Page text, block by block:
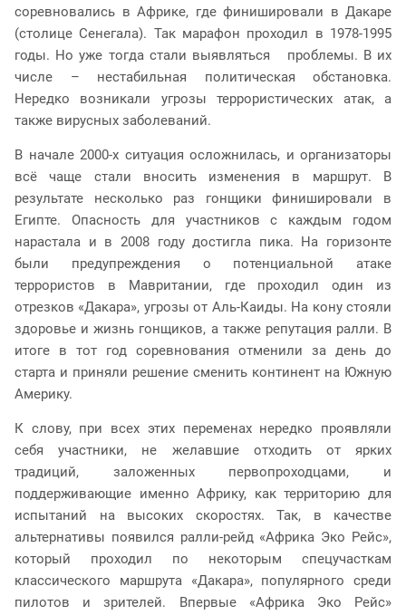
соревновались в Африке, где финишировали в Дакаре
(столице Сенегала). Так марафон проходил в 1978-1995
годы. Но уже тогда стали выявляться проблемы. В их
числе – нестабильная политическая обстановка.
Нередко возникали угрозы террористических атак, а
также вирусных заболеваний.
В начале 2000-х ситуация осложнилась, и организаторы
всё чаще стали вносить изменения в маршрут. В
результате несколько раз гонщики финишировали в
Египте. Опасность для участников с каждым годом
нарастала и в 2008 году достигла пика. На горизонте
были предупреждения о потенциальной атаке
террористов в Мавритании, где проходил один из
отрезков «Дакара», угрозы от Аль-Каиды. На кону стояли
здоровье и жизнь гонщиков, а также репутация ралли. В
итоге в тот год соревнования отменили за день до
старта и приняли решение сменить континент на Южную
Америку.
К слову, при всех этих переменах нередко проявляли
себя участники, не желавшие отходить от ярких
традиций, заложенных первопроходцами, и
поддерживающие именно Африку, как территорию для
испытаний на высоких скоростях. Так, в качестве
альтернативы появился ралли-рейд «Африка Эко Рейс»,
который проходил по некоторым спецучасткам
классического маршрута «Дакара», популярного среди
пилотов и зрителей. Впервые «Африка Эко Рейс»